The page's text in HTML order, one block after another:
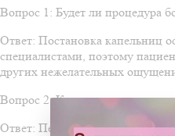
Вопрос 1: Будет ли процедура
Ответ: Постановка капельниц
специалистами, поэтому
других нежелательных
Вопрос 2: Какова
Ответ: Период длительности